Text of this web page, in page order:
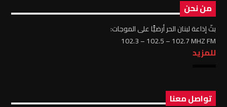
من نحن
بثّ إذاعة لبنان الحر أرضيًّا على الموجات:
102.3 – 102.5 – 102.7 MHZ FM
للمزيد
تواصل معنا